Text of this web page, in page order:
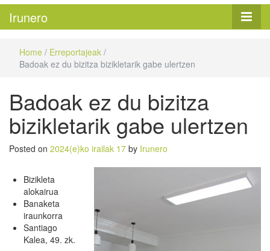
Irunero
Home / Erreportajeak /
Badoak ez du bizitza bizikletarik gabe ulertzen
Badoak ez du bizitza
bizikletarik gabe ulertzen
Posted on 2024(e)ko irailak 17 by Irunero
Bizikleta
alokairua
Banaketa
iraunkorra
Santiago
Kalea, 49. zk.